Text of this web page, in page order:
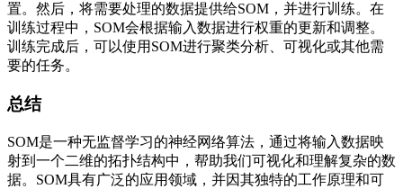
置。然后，将需要处理的数据提供给SOM，并进行训练。在
训练过程中，SOM会根据输入数据进行权重的更新和调整。
训练完成后，可以使用SOM进行聚类分析、可视化或其他需
要的任务。
总结
SOM是一种无监督学习的神经网络算法，通过将输入数据映
射到一个二维的拓扑结构中，帮助我们可视化和理解复杂的数
据。SOM具有广泛的应用领域，并因其独特的工作原理和可